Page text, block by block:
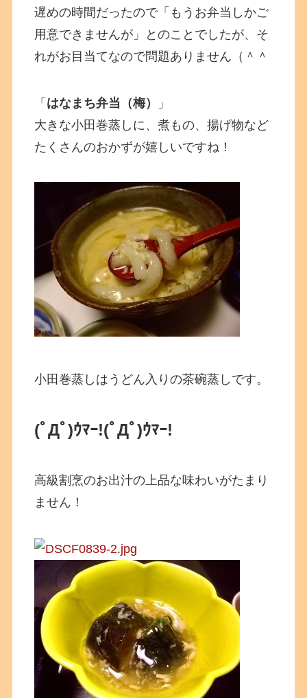
遅めの時間だったので「もうお弁当しかご
用意できませんが」とのことでしたが、そ
れがお目当てなので問題ありません（＾＾
「 はなまち弁当（梅）
」
大きな小田巻蒸しに、煮もの、揚げ物など
たくさんのおかずが嬉しいですね！
小田巻蒸しはうどん入りの茶碗蒸しです。
(ﾟДﾟ)ｳﾏｰ!(ﾟДﾟ)ｳﾏｰ!
高級割烹のお出汁の上品な味わいがたまり
ません！